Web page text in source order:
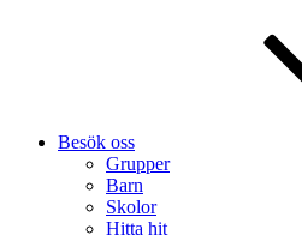
Besök oss
Grupper
Barn
Skolor
Hitta hit